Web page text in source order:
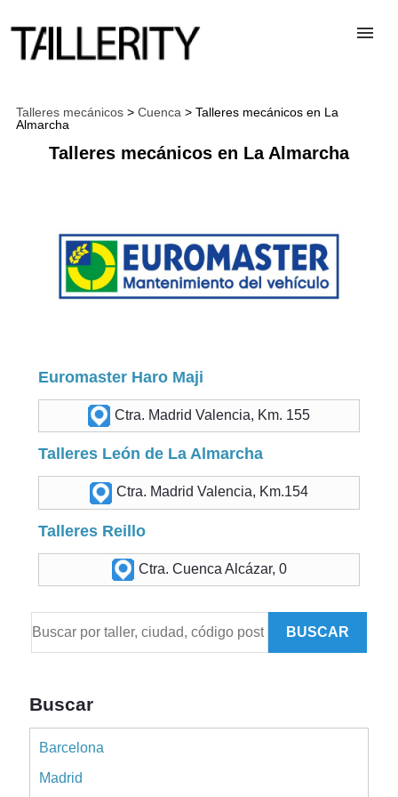
TALLERES
DESGUACES
Talleres mecánicos > Cuenca > Talleres mecánicos en La
Almarcha
Talleres mecánicos en La Almarcha
Euromaster Haro Maji
Ctra. Madrid Valencia, Km. 155
Talleres León de La Almarcha
Ctra. Madrid Valencia, Km.154
Talleres Reillo
Ctra. Cuenca Alcázar, 0
BUSCAR
Buscar
Barcelona
Madrid